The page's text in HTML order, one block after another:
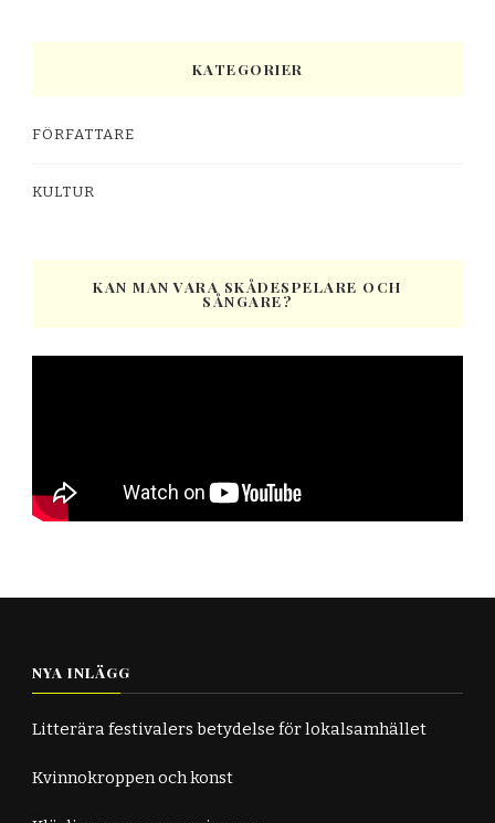
KATEGORIER
FÖRFATTARE
KULTUR
KAN MAN VARA SKÅDESPELARE OCH
SÅNGARE?
NYA INLÄGG
Litterära festivalers betydelse för lokalsamhället
Kvinnokroppen och konst